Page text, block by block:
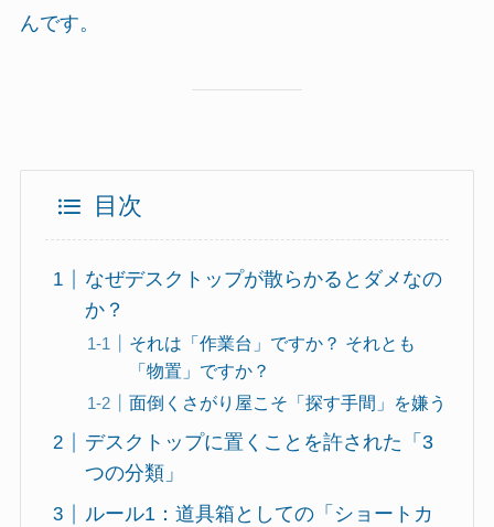
んです。
目次
なぜデスクトップが散らかるとダメなの
か？
それは「作業台」ですか？ それとも
「物置」ですか？
面倒くさがり屋こそ「探す手間」を嫌う
デスクトップに置くことを許された「3
つの分類」
ルール1：道具箱としての「ショートカ